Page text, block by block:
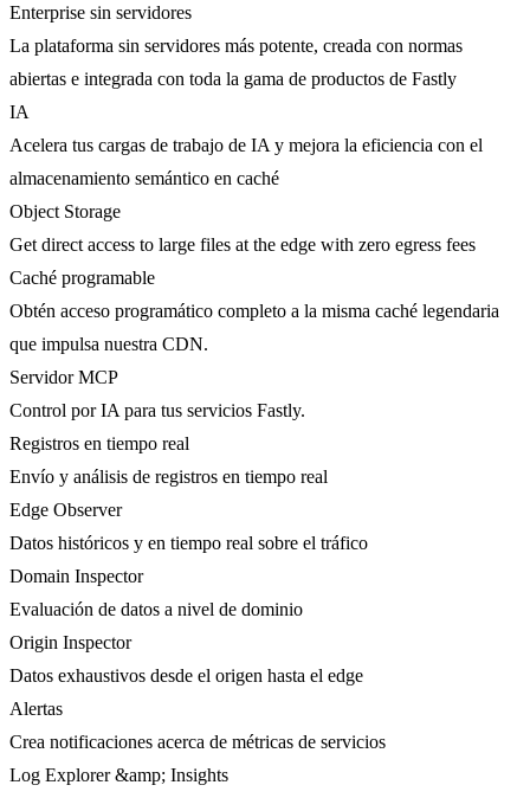
Enterprise sin servidores
La plataforma sin servidores más potente, creada con normas
abiertas e integrada con toda la gama de productos de Fastly
IA
Acelera tus cargas de trabajo de IA y mejora la eficiencia con el
almacenamiento semántico en caché
Object Storage
Get direct access to large files at the edge with zero egress fees
Caché programable
Obtén acceso programático completo a la misma caché legendaria
que impulsa nuestra CDN.
Servidor MCP
Control por IA para tus servicios Fastly.
Registros en tiempo real
Envío y análisis de registros en tiempo real
Edge Observer
Datos históricos y en tiempo real sobre el tráfico
Domain Inspector
Evaluación de datos a nivel de dominio
Origin Inspector
Datos exhaustivos desde el origen hasta el edge
Alertas
Crea notificaciones acerca de métricas de servicios
Log Explorer &amp; Insights